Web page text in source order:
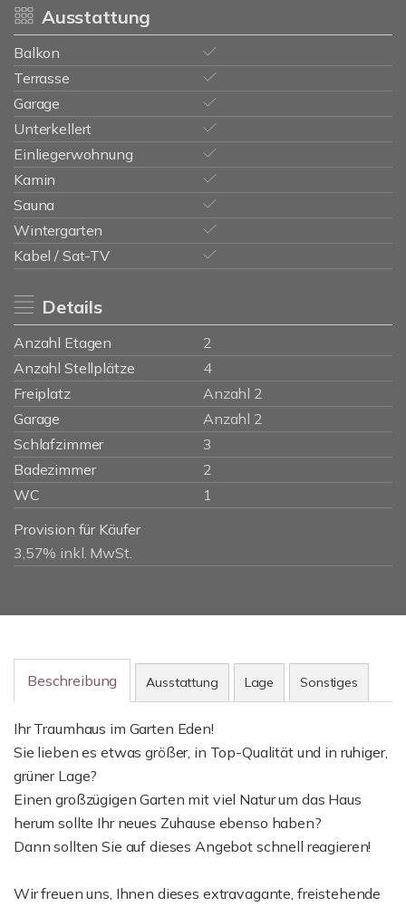
Ausstattung
Balkon
Terrasse
Garage
Unterkellert
Einliegerwohnung
Kamin
Sauna
Wintergarten
Kabel / Sat-TV
Details
Anzahl Etagen
2
Anzahl Stellplätze
4
Freiplatz
Anzahl 2
Garage
Anzahl 2
Schlafzimmer
3
Badezimmer
2
WC
1
Provision für Käufer
3,57% inkl. MwSt.
Beschreibung Ausstattung Lage Sonstiges
Ihr Traumhaus im Garten Eden!
Sie lieben es etwas größer, in Top-Qualität und in ruhiger,
grüner Lage?
Einen großzügigen Garten mit viel Natur um das Haus
herum sollte Ihr neues Zuhause ebenso haben?
Dann sollten Sie auf dieses Angebot schnell reagieren!
Wir freuen uns, Ihnen dieses extravagante, freistehende